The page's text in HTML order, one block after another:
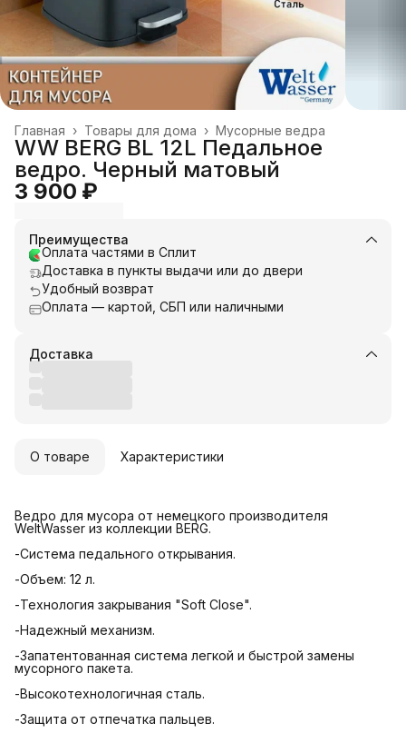
Мусорные ведра
Товары для дома ›
Главная ›
WW BERG BL 12L Педальное
ведро. Черный матовый
3 900 ₽
Преимущества
Оплата частями в Сплит
Доставка в пункты выдачи или до двери
Удобный возврат
Оплата — картой, СБП или наличными
Доставка
О товаре Характеристики
Ведро для мусора от немецкого производителя
WeltWasser из коллекции BERG.
-Система педального открывания.
-Объем: 12 л.
-Технология закрывания "Soft Close".
-Надежный механизм.
-Запатентованная система легкой и быстрой замены
мусорного пакета.
-Высокотехнологичная сталь.
-Защита от отпечатка пальцев.